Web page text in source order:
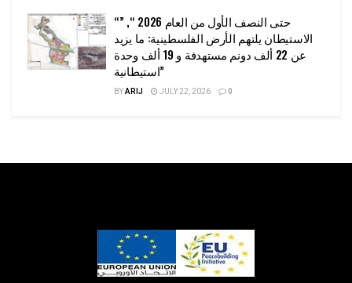
“حتى النصف الأول من العام 2026 “, ”
الاستيطان يلتهم الأرض الفلسطينية: ما يزيد
عن 22 ألف دونم مستهدفة و 19 ألف وحدة
استيطانية”
BYARIJ JULY 22, 2026 0